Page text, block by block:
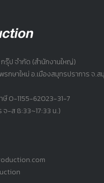
รุ๊ป จำกัด (สำนักงานใหญ่)
รกษาใหม่ อ.เมืองสมุทรปราการ จ.ส
ษี 0-1155-62023-31-7
จ-ส 8:33~17:33 น.)